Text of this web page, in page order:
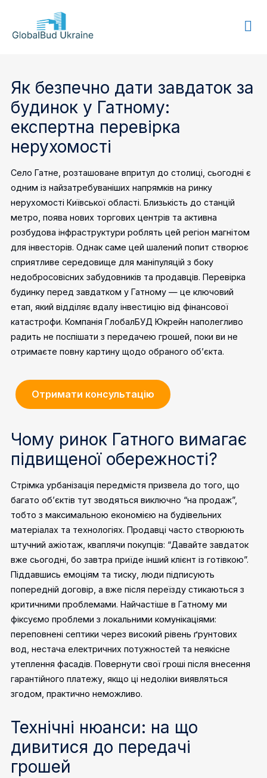
GLOBALBUD
Як безпечно дати завдаток за
будинок у Гатному:
експертна перевірка
нерухомості
Село Гатне, розташоване впритул до столиці, сьогодні є
одним із найзатребуваніших напрямків на ринку
нерухомості Київської області. Близькість до станцій
метро, поява нових торгових центрів та активна
розбудова інфраструктури роблять цей регіон магнітом
для інвесторів. Однак саме цей шалений попит створює
сприятливе середовище для маніпуляцій з боку
недобросовісних забудовників та продавців. Перевірка
будинку перед завдатком у Гатному — це ключовий
етап, який відділяє вдалу інвестицію від фінансової
катастрофи. Компанія ГлобалБУД Юкрейн наполегливо
радить не поспішати з передачею грошей, поки ви не
отримаєте повну картину щодо обраного об’єкта.
Отримати консультацію
Чому ринок Гатного вимагає
підвищеної обережності?
Стрімка урбанізація передмістя призвела до того, що
багато об’єктів тут зводяться виключно “на продаж”,
тобто з максимальною економією на будівельних
матеріалах та технологіях. Продавці часто створюють
штучний ажіотаж, кваплячи покупців: “Давайте завдаток
вже сьогодні, бо завтра приїде інший клієнт із готівкою”.
Піддавшись емоціям та тиску, люди підписують
попередній договір, а вже після переїзду стикаються з
критичними проблемами. Найчастіше в Гатному ми
фіксуємо проблеми з локальними комунікаціями:
переповнені септики через високий рівень ґрунтових
вод, нестача електричних потужностей та неякісне
утеплення фасадів. Повернути свої гроші після внесення
гарантійного платежу, якщо ці недоліки виявляться
згодом, практично неможливо.
Технічні нюанси: на що
дивитися до передачі
грошей